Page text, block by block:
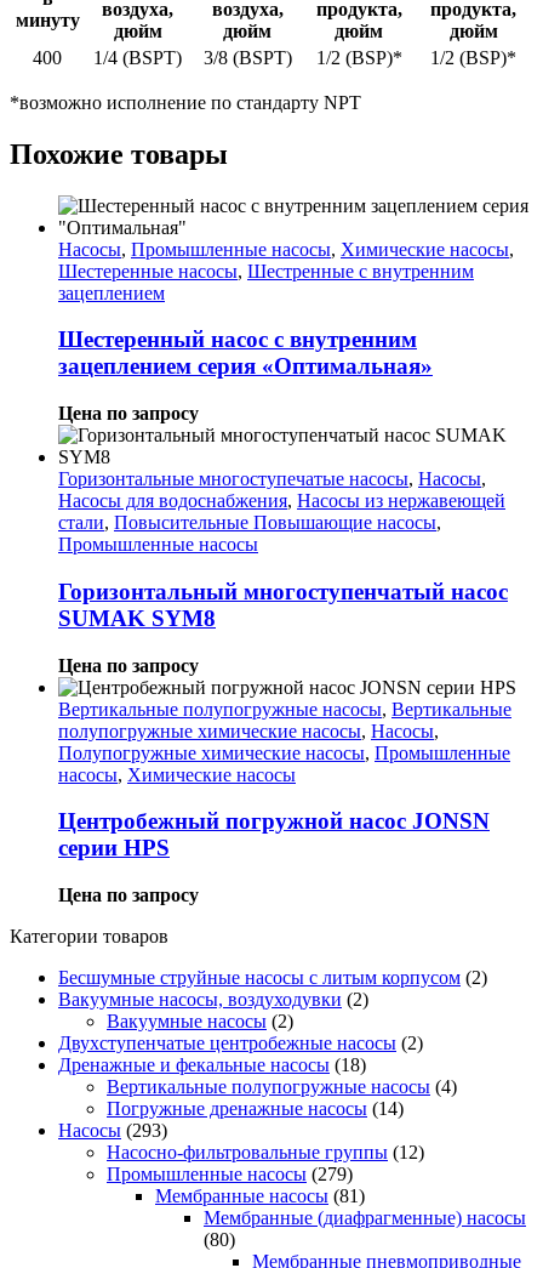
минуту
воздуха,
дюйм
воздуха,
дюйм
продукта,
дюйм
продукта,
дюйм
400
1/4 (BSPT) 3/8 (BSPT) 1/2 (BSP)* 1/2 (BSP)*
*возможно исполнение по стандарту NPT
Похожие товары
Насосы, Промышленные насосы, Химические насосы,
Шестеренные насосы, Шестренные с внутренним
зацеплением
Шестеренный насос с внутренним
зацеплением серия «Оптимальная»
Цена по запросу
Горизонтальные многоступечатые насосы, Насосы,
Насосы для водоснабжения, Насосы из нержавеющей
стали, Повысительные Повышающие насосы,
Промышленные насосы
Горизонтальный многоступенчатый насос
SUMAK SYM8
Цена по запросу
Вертикальные полупогружные насосы, Вертикальные
полупогружные химические насосы, Насосы,
Полупогружные химические насосы, Промышленные
насосы, Химические насосы
Центробежный погружной насос JONSN
серии HPS
Цена по запросу
Категории товаров
Бесшумные струйные насосы с литым корпусом (2)
Вакуумные насосы, воздуходувки (2)
Вакуумные насосы (2)
Двухступенчатые центробежные насосы (2)
Дренажные и фекальные насосы (18)
Вертикальные полупогружные насосы (4)
Погружные дренажные насосы (14)
Насосы (293)
Насосно-фильтровальные группы (12)
Промышленные насосы (279)
Мембранные насосы (81)
Мембранные (диафрагменные) насосы
(80)
Мембранные пневмоприводные